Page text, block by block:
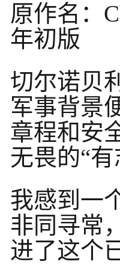
原作名：
年初版
切尔诺贝
军事背景
章程和安
无畏的“
我感到一
非同寻常
进了这个